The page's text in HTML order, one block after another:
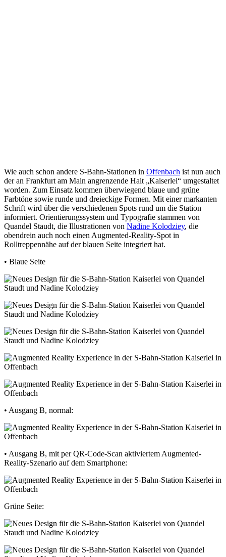
Wie auch schon andere S-Bahn-Stationen in Offenbach ist nun auch
der an Frankfurt am Main angrenzende Halt „Kaiserlei“ umgestaltet
worden. Zum Einsatz kommen überwiegend blaue und grüne
Farbtöne sowie runde und dreieckige Formen. Mit einer markanten
Schrift wird über die verschiedenen Spots rund um die Station
informiert. Orientierungssystem und Typografie stammen von
Quandel Staudt, die Illustrationen von Nadine Kolodziey, die
obendrein auch noch einen Augmented-Reality-Spot in
Rolltreppennähe auf der blauen Seite integriert hat.
• Blaue Seite
• Ausgang B, normal:
• Ausgang B, mit per QR-Code-Scan aktiviertem Augmented-
Reality-Szenario auf dem Smartphone:
Grüne Seite: